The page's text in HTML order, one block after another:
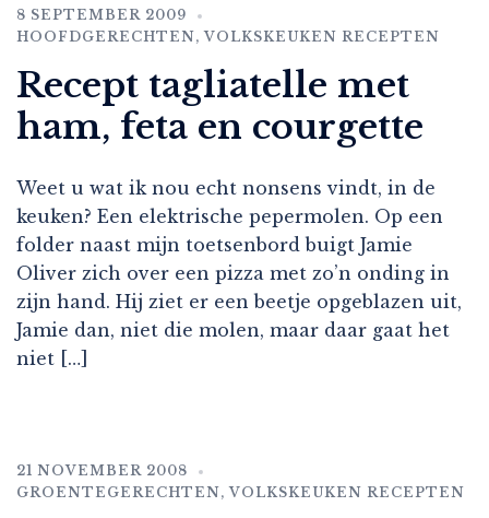
8 SEPTEMBER 2009
HOOFDGERECHTEN,VOLKSKEUKEN RECEPTEN
Recept tagliatelle met
ham, feta en courgette
Weet u wat ik nou echt nonsens vindt, in de
keuken? Een elektrische pepermolen. Op een
folder naast mijn toetsenbord buigt Jamie
Oliver zich over een pizza met zo’n onding in
zijn hand. Hij ziet er een beetje opgeblazen uit,
Jamie dan, niet die molen, maar daar gaat het
niet […]
21 NOVEMBER 2008
GROENTEGERECHTEN,VOLKSKEUKEN RECEPTEN